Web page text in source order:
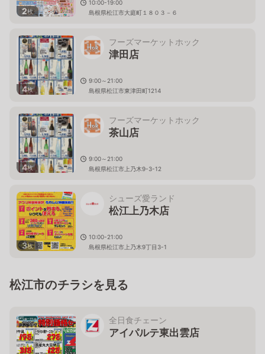
2枚
10:00-19:00
島根県松江市大庭町１８０３－６
4枚
フーズマーケットホック
津田店
9:00～21:00
島根県松江市東津田町1214
4枚
フーズマーケットホック
茶山店
9:00～21:00
島根県松江市上乃木9-3-12
3枚
シューズ愛ランド
松江上乃木店
10:00-21:00
島根県松江市上乃木9丁目3-1
松江市のチラシを見る
全日食チェーン
アイパルテ東出雲店